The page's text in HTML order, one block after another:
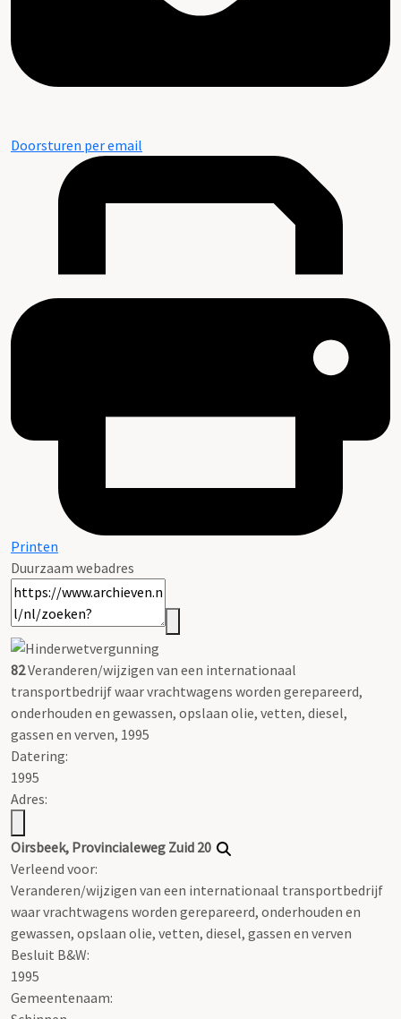
Doorsturen per email
Printen
Duurzaam webadres
82Veranderen/wijzigen van een internationaal
transportbedrijf waar vrachtwagens worden gerepareerd,
onderhouden en gewassen, opslaan olie, vetten, diesel,
gassen en verven, 1995
Datering:
1995
Adres:
Oirsbeek, Provincialeweg Zuid 20
Verleend voor:
Veranderen/wijzigen van een internationaal transportbedrijf
waar vrachtwagens worden gerepareerd, onderhouden en
gewassen, opslaan olie, vetten, diesel, gassen en verven
Besluit B&W:
1995
Gemeentenaam: